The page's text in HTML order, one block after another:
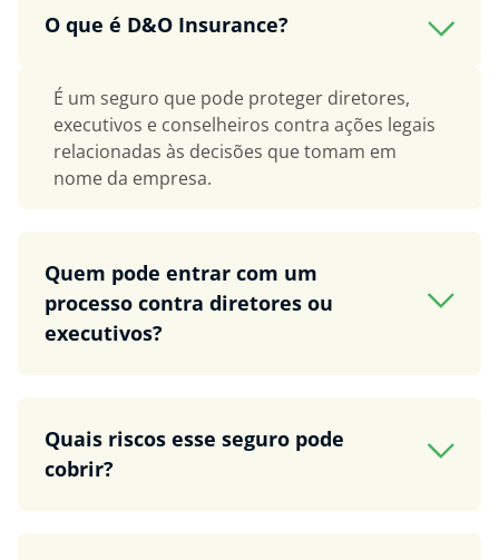
O que é D&O Insurance?
É um seguro que pode proteger diretores,
executivos e conselheiros contra ações legais
relacionadas às decisões que tomam em
nome da empresa.
Quem pode entrar com um
processo contra diretores ou
executivos?
Quais riscos esse seguro pode
cobrir?